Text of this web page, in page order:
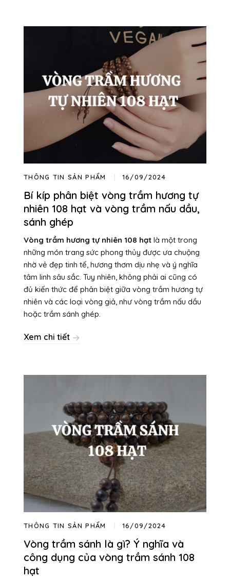
THÔNG TIN SẢN PHẨM 16/09/2024
Bí kíp phân biệt vòng trầm hương tự
nhiên 108 hạt và vòng trầm nấu dầu,
sánh ghép
Vòng trầm hương tự nhiên 108 hạt là một trong
những món trang sức phong thủy được ưa chuộng
nhờ vẻ đẹp tinh tế, hương thơm dịu nhẹ và ý nghĩa
tâm linh sâu sắc. Tuy nhiên, không phải ai cũng có
đủ kiến thức để phân biệt giữa vòng trầm hương tự
nhiên và các loại vòng giả, như vòng trầm nấu dầu
hoặc trầm sánh ghép.
Xem chi tiết
THÔNG TIN SẢN PHẨM 16/09/2024
Vòng trầm sánh là gì? Ý nghĩa và
công dụng của vòng trầm sánh 108
hạt